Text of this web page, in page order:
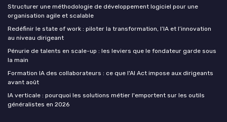
Structurer une méthodologie de développement logiciel pour une
organisation agile et scalable
Redéfinir le state of work : piloter la transformation, l’IA et l’innovation
au niveau dirigeant
Pénurie de talents en scale-up : les leviers que le fondateur garde sous
la main
Formation IA des collaborateurs : ce que l'AI Act impose aux dirigeants
avant août
IA verticale : pourquoi les solutions métier l'emportent sur les outils
généralistes en 2026